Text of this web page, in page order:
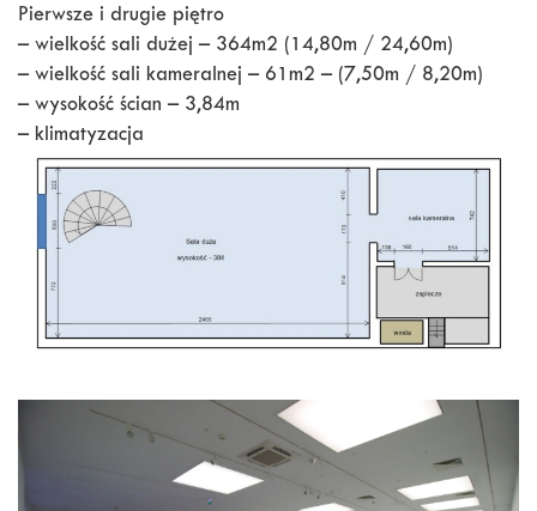
Pierwsze i drugie piętro
– wielkość sali dużej – 364m2 (14,80m / 24,60m)
– wielkość sali kameralnej – 61m2 – (7,50m / 8,20m)
– wysokość ścian – 3,84m
– klimatyzacja